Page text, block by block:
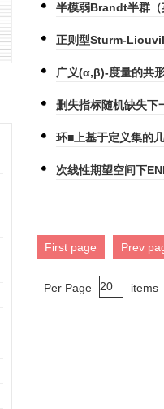
半模弱Brandt半群（
正则型Sturm-
广义(α,β)-度量的共
删失指标随机缺失下
环■上基于定义集的
次线性期望空间下
First page Prev
Per Page items